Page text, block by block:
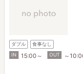
ダブル
食事なし
IN
15:00～ OUT ～